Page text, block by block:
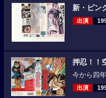
新・ピン
出演
押忍！！
今から四
出演